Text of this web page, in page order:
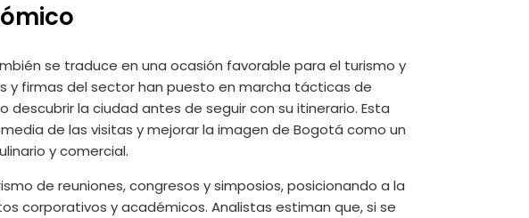
se traduce en una ocasión favorable para el turismo y
y firmas del sector han puesto en marcha tácticas de
la ciudad antes de seguir con su itinerario. Esta
de las visitas y mejorar la imagen de Bogotá como un
y comercial.
de reuniones, congresos y simposios, posicionando a la
corporativos y académicos. Analistas estiman que, si se